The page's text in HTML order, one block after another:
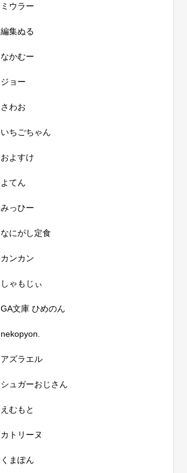
ミウラー
編集ぬる
なかむー
ジョー
さわお
いちごちゃん
およすけ
よてん
みっひー
なにがし定食
カンカン
しゃもじぃ
GA文庫 ひめのん
nekopyon.
アズラエル
シュガーおじさん
えむもと
カトリーヌ
くまぽん